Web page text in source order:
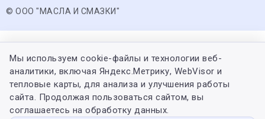
© ООО "МАСЛА И СМАЗКИ"
Мы используем cookie-файлы и технологии веб-
аналитики, включая Яндекс.Метрику, WebVisor и
тепловые карты, для анализа и улучшения работы
сайта. Продолжая пользоваться сайтом, вы
соглашаетесь на обработку данных.